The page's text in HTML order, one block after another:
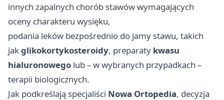
innych zapalnych chorób stawów wymagających
oceny charakteru wysięku,
podania leków bezpośrednio do jamy stawu, takich
jakglikokortykosteroidy, preparaty kwasu
hialuronowego lub – w wybranych przypadkach –
terapii biologicznych.
Jak podkreślają specjaliści Nowa Ortopedia, decyzja